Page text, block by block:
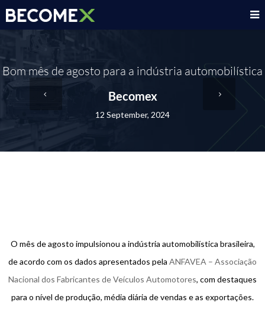
Bom mês de agosto para a indústria automobilística
Becomex
12 September, 2024
O mês de agosto impulsionou a indústria automobilística brasileira,
de acordo com os dados apresentados pela ANFAVEA – Associação
Nacional dos Fabricantes de Veículos Automotores, com destaques
para o nível de produção, média diária de vendas e as exportações.